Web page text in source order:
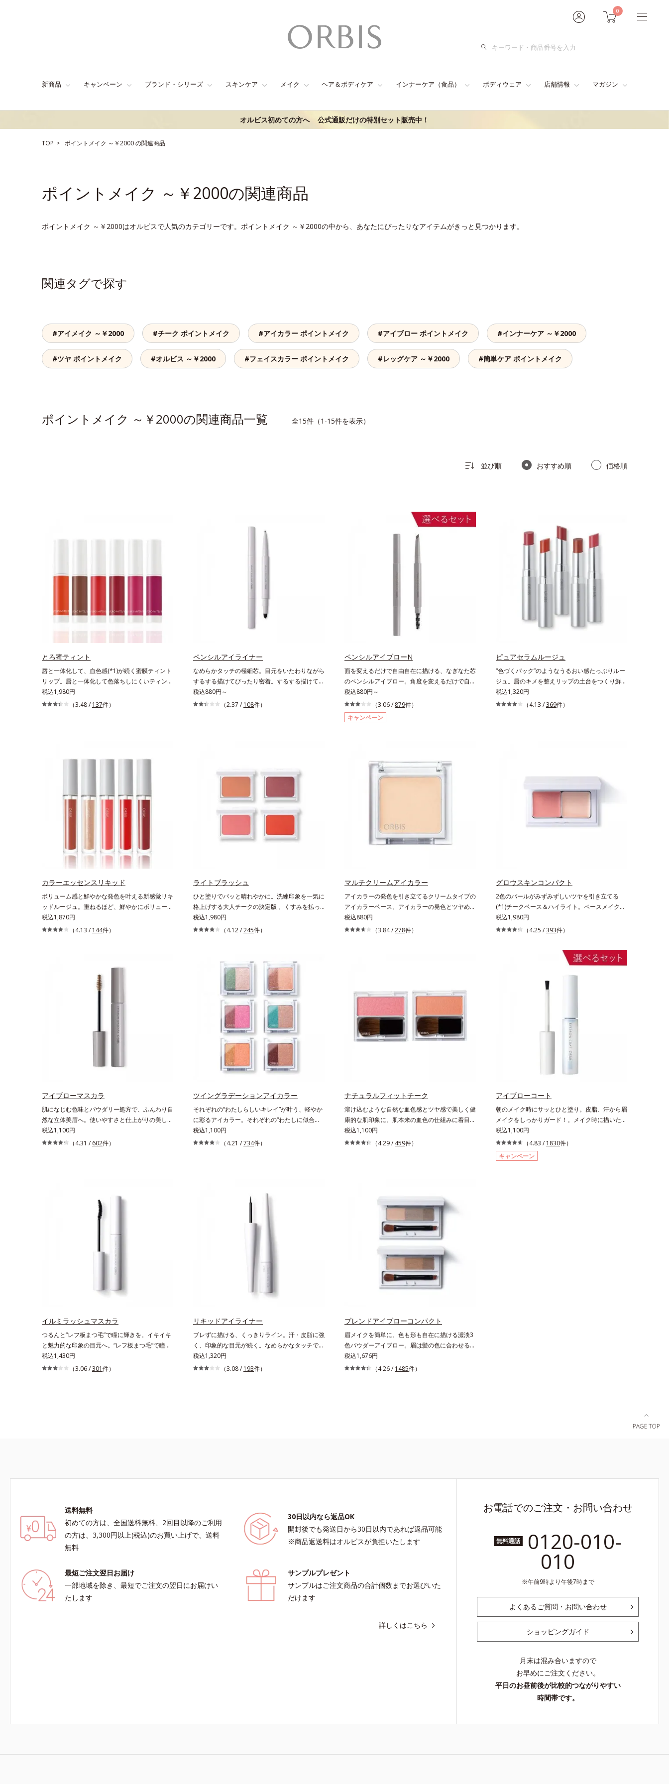
0
検
新商品 キャンペーン ブランド・シリーズ スキンケア メイク ヘア＆ボディケア インナーケア（食品） ボディウェア 店舗情報 マガジン
オルビス初めての方へ 公式通販だけの特別セット販売中！
TOP ポイントメイク ～￥2000の関連商品
ポイントメイク ～￥2000の関連商品
ポイントメイク ～￥2000はオルビスで人気のカテゴリーです。ポイントメイク ～￥2000の中から、あなたにぴったりなアイテムがきっと見つかります。
関連タグで探す
#アイメイク ～￥2000 #チーク ポイントメイク #アイカラー ポイントメイク #アイブロー ポイントメイク #インナーケア ～￥2000
#ツヤ ポイントメイク #オルビス ～￥2000 #フェイスカラー ポイントメイク #レッグケア ～￥2000 #簡単ケア ポイントメイク
ポイントメイク ～￥2000の関連商品一覧 全15件（1-15件を表示）
並び順 おすすめ順 価格順
とろ蜜ティント
唇と一体化して、血色感(*1)が続く蜜膜ティント
リップ。唇と一体化して色落ちしにくいティント
処方とうるおいを両立した、ティントリップで
す。色が長時間唇に密着するオイル(*2)配合だか
水添ポリイソブテン*3 色みのこと*4 トリエトキ
シカプリリルシラン配合＝保湿成分*5 スクワラ
ン、ヒアルロン酸Na、加水分解コラーゲン
税込1,980円
（3.48 / 137件）
ペンシルアイライナー
なめらかタッチの極細芯。目元をいたわりながら
するする描けてぴったり密着。するする描けてぴ
ったり密着。なめらかタッチの極細芯アイライナ
ーです。繊細な目のキワにも優しいタッチでする
時間キープ。目元ケア成分(*)で目元の負担も軽
用意しています。* パンテノール配合＝保湿成分
税込880円～
（2.37 / 108件）
ペンシルアイブローN
面を変えるだけで自由自在に描ける、なぎなた芯
のペンシルアイブロー。角度を変えるだけで自由
自在に描けるペンシルアイブローです。なぎなた
芯だから、接地面を変えるだけで太い線から細い
線まで、テクニックいらずで簡単に。スムースラ
イン成分(*)配合で、毛の1本1本まで軽やかに描
で完成度の高い、ふんわり眉に仕上がります。※
中身を取り替えられるリフィルをご用意していま
税込880円～
（3.06 / 879件）
キャンペーン
ピュアセラムルージュ
“色づくパック”のようなうるおい感たっぷりルー
ジュ。唇のキメを整えリップの土台をつくり鮮や
かな発色を叶えます。唇にたっぷりうるおいを与
えながら鮮やかに色づく、スキンケア発想の美発
吐息や飲み物の水分を取り込んでリップの密着性
を高める「ウォーターゲル成分(*4）」で、マス
クに色移りもしにくい仕様です。*1 メイク効果
による *2 シリカ、酸化チタン、トリエトキシカ
プリリルシラン、アルニカ花エキス＝唇にうるお
いを与える効果と、凹凸を補正して見せる効果を
チルシロキシ）シリルエチルジメチコン＝水分に
税込1,320円
（4.13 /369件）
カラーエッセンスリキッド
ボリューム感と鮮やかな発色を叶える新感覚リキ
ッドルージュ。重ねるほど、鮮やかにボリューミ
ーに。1本で美しい仕上がりを叶えるリキッドル
ージュです。唇の凹凸を均一にカバーしツヤを与
グ処方」で、うるおいのあるふっくらとした唇と
つけたての鮮やかな発色を両立します。マスクオ
フの瞬間も、ハッと目を惹く唇に。* シリカ、水
添ポリイソブテン、ヒアルロン酸Na、パルミチ
ン酸エチルヘキシル、ジメチルシリル化シリカ、
税込1,870円
（4.13 / 144件）
ライトブラッシュ
ひと塗りでパッと晴れやかに。洗練印象を一気に
格上げする大人チークの決定版 。くすみを払っ
て美肌に見せ、透け感のある自然な色づきでイキ
イキした表情が際立つチークです。光を調整して
らにじむような穏やかな発色を実現しました。チ
ークでありながらうるおいをもたらし、肌とのフ
ィット感がUP。ひと塗りでパッと晴れやかな表
情に格上げするカラーが長持ちします。
税込1,980円
（4.12 /245件）
マルチクリームアイカラー
アイカラーの発色を引き立てるクリームタイプの
アイカラーベース。アイカラーの発色とツヤめき
を最大限に引き立てる、クリームタイプのアイカ
ラーベースです。アイカラーのベースに仕込め
立体的に見せてくれます。
税込880円
（3.84 /278件）
グロウスキンコンパクト
2色のパールがみずみずしいツヤを引き立てる
(*1)チークベース＆ハイライト。ベースメイクの
仕上げに重ねれば、みずみずしいツヤが表情を一
段と魅力的に引き立てる、チークベース＆ハイラ
ッドパール、ハイライトには骨格や顔立ちに合わ
せて立体感を強調するグリーンパール。補色にあ
妙なコントラストでいきいきとした血色感を再現
しながら、みずみずしいツヤを演出します。さら
ー、リキッド、どのタイプのファンデーションと
も相性抜群で、ヨレたりせず、きれいに仕上がり
税込1,980円
（4.25 /393件）
アイブローマスカラ
肌になじむ色味とパウダリー処方で、ふんわり自
然な立体美眉へ。使いやすさと仕上がりの美しさ
を追求した眉マスカラです。日本人の肌に自然に
なじむ、色調と彩度にこだわった絶妙な色展開。
税込1,100円
（4.31 / 602件）
ツイングラデーションアイカラー
それぞれの“わたしらしいキレイ”が叶う、軽やか
に彩るアイカラー。それぞれの“わたしに似合
う！”を叶える、絶妙な2色セットのデイリーアイ
カラーです。自由に使い回せる濃淡の組み合わせ
色を考えたこだわりの色設計だから、冒険カラー
も肌にすんなりなじみ、立体的で華やかな目元に
仕上がります。容器の中でプレスされた粉体が、
塗布時にプレス圧から解放されて丸い粉体になる
税込1,100円
（4.21 /734件）
ナチュラルフィットチーク
溶け込むような自然な血色感とツヤ感で美しく健
康的な肌印象に。肌本来の血色の仕組みに着目し
た設計で、ひとはけするだけで肌に溶け込むよう
に美しく発色。柔らかく自然なツヤが表情に立体
税込1,100円
（4.29 / 459件）
アイブローコート
朝のメイク時にサッとひと塗り。皮脂、汗から眉
メイクをしっかりガード！。メイク時に描いた眉
の上からサッとひと塗りするだけで、描いたまま
の美しい眉を長時間キープします。汗、皮脂、こ
すれなどから美しい眉をしっかり守るウォーター
プルーフタイプながら、通常のクレンジングで簡
税込1,100円
（4.83 / 1830件）
キャンペーン
イルミラッシュマスカラ
つるんと“レフ板まつ毛”で瞳に輝きを。イキイキ
と魅力的な印象の目元へ。“レフ板まつ毛”で瞳に
光を映り込ませ、印象的な目元に魅せるマスカラ
です。特殊な板状の粉体がまつ毛に均一に密着す
税込1,430円
（3.06 /301件）
リキッドアイライナー
ブレずに描ける、くっきりライン。汗・皮脂に強
く、印象的な目元が続く。なめらかなタッチでブ
レずに美しいラインが簡単に描ける、リキッドタ
イプのアイライナーです。シャープなラインで印
税込1,320円
（3.08 / 193件）
ブレンドアイブローコンパクト
眉メイクを簡単に。色も形も自在に描ける濃淡3
色パウダーアイブロー。眉は髪の色に合わせると
自然。濃淡3色セットなら、混ぜ方次第で自分に
ぴったりの眉色が作れます。さらに眉頭は薄く、
税込1,676円
（4.26 / 1485件）
送料無料
初めての方は、全国送料無料、2回目以降のご利用
の方は、3,300円以上(税込)のお買い上げで、送料
無料
30日以内なら返品OK
開封後でも発送日から30日以内であれば返品可能
※商品返送料はオルビスが負担いたします
最短ご注文翌日お届け
一部地域を除き、最短でご注文の翌日にお届けい
たします
サンプルプレゼント
サンプルはご注文商品の合計個数までお選びいた
だけます
詳しくはこちら
お電話でのご注文・お問い合わせ
無料通話 0120-010-
010
午前9時より午後7時まで
よくあるご質問・お問い合わせ
ショッピングガイド
月末は混み合いますので
お早めにご注文ください。
平日のお昼前後が比較的つながりやすい
時間帯です。